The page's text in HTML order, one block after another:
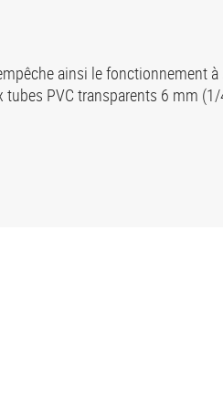
ainsi le fonctionnement
PVC transparents 6 mm (1/